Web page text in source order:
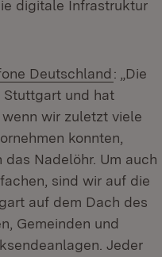
digitale Infrastruktur
Deutschland (Öffnet
: „Die
Stuttgart und hat
wenn wir zuletzt viele
konnten,
Nadelöhr. Um auch
sind wir auf die
auf dem Dach des
Gemeinden und
Jeder